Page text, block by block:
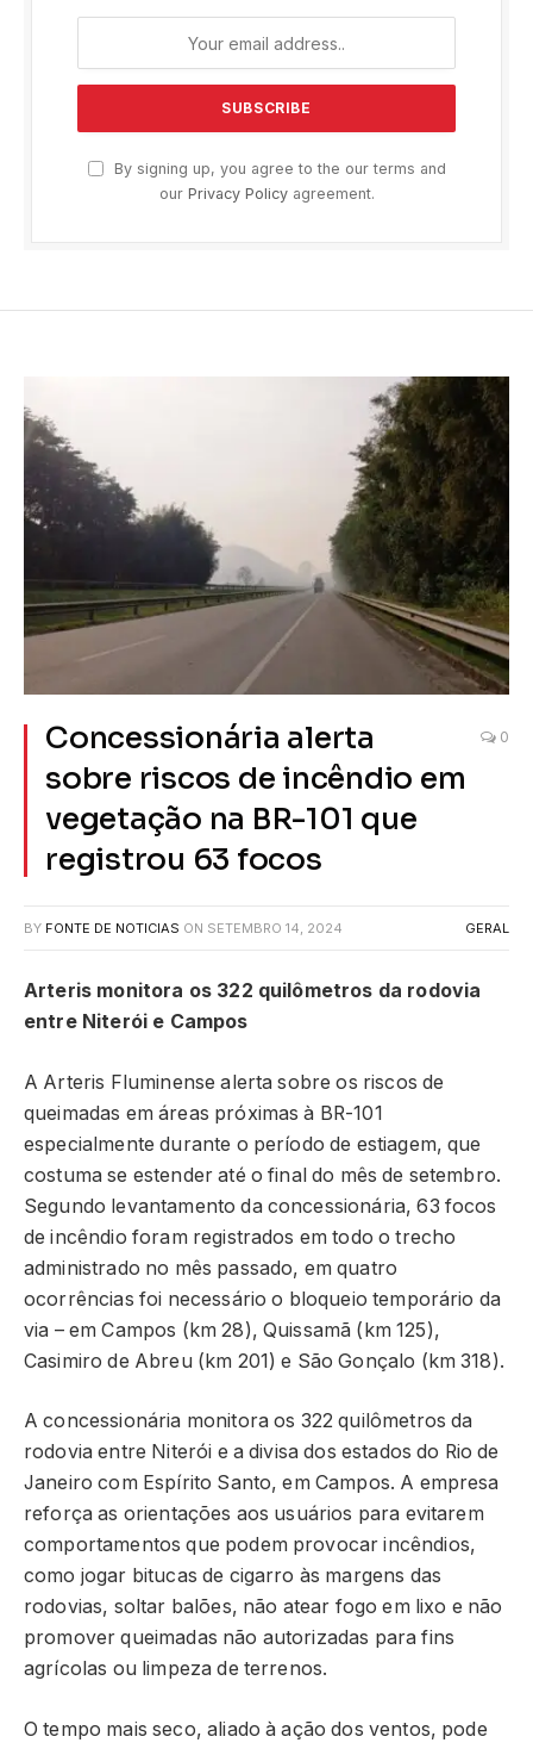
By signing up, you agree to the our terms and
our Privacy Policyagreement.
Concessionária alerta
sobre riscos de incêndio em
vegetação na BR-101 que
registrou 63 focos
0
BY FONTE DE NOTICIAS ON SETEMBRO 14, 2024 GERAL
Arteris monitora os 322 quilômetros da rodovia
entre Niterói e Campos
A Arteris Fluminense alerta sobre os riscos de
queimadas em áreas próximas à BR-101
especialmente durante o período de estiagem, que
costuma se estender até o final do mês de setembro.
Segundo levantamento da concessionária, 63 focos
de incêndio foram registrados em todo o trecho
administrado no mês passado, em quatro
ocorrências foi necessário o bloqueio temporário da
via – em Campos (km 28), Quissamã (km 125),
Casimiro de Abreu (km 201) e São Gonçalo (km 318).
A concessionária monitora os 322 quilômetros da
rodovia entre Niterói e a divisa dos estados do Rio de
Janeiro com Espírito Santo, em Campos. A empresa
reforça as orientações aos usuários para evitarem
comportamentos que podem provocar incêndios,
como jogar bitucas de cigarro às margens das
rodovias, soltar balões, não atear fogo em lixo e não
promover queimadas não autorizadas para fins
agrícolas ou limpeza de terrenos.
O tempo mais seco, aliado à ação dos ventos, pode